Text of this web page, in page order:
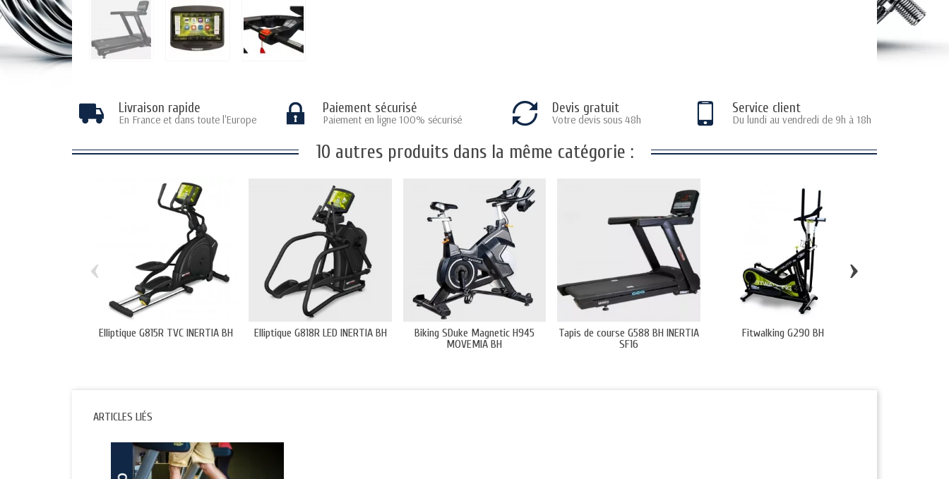
Livraison rapide
En France et dans toute l'Europe
Paiement sécurisé
Paiement en ligne 100% sécurisé
Devis gratuit
Votre devis sous 48h
Service client
Du lundi au vendredi de 9h à 18h
10 autres produits dans la même catégorie :
Elliptique G815R TVC INERTIA BH Elliptique G818R LED INERTIA BH
Biking SDuke Magnetic H945
MOVEMIA BH
Tapis de course G588 BH INERTIA
SF16
Fitwalking G290 BH
‹ ›
ARTICLES LIÉS